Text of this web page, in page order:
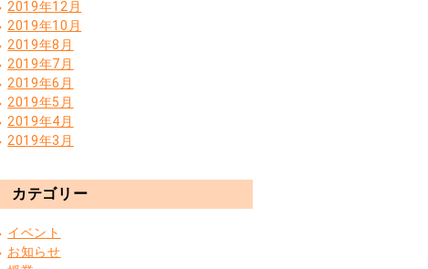
2019年12月
2019年10月
2019年8月
2019年7月
2019年6月
2019年5月
2019年4月
2019年3月
カテゴリー
イベント
お知らせ